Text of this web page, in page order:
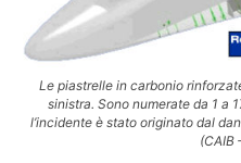
Le piastrelle in carbonio
sinistra. Sono numerate da 1 a
l’incidente è stato originato dal
(CAIB